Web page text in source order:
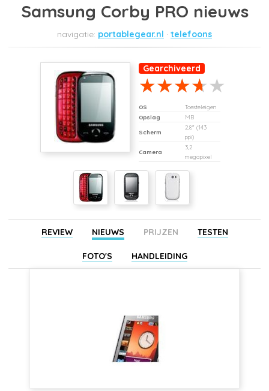
Samsung Corby PRO nieuws
portablegear.nl telefoons
Gearchiveerd
OS
Toesteleigen
Opslag
MB
Scherm
2,8" (143
ppi)
Camera
3,2
megapixel
REVIEW NIEUWS PRIJZEN TESTEN
FOTO'S HANDLEIDING